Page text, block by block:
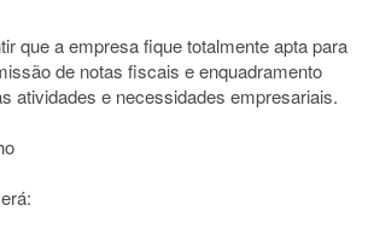
que a empresa fique totalmente apta para
de notas fiscais e enquadramento
atividades e necessidades empresariais.